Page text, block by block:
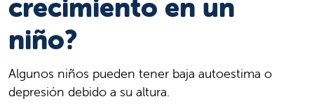
crecimiento en un
niño?
Algunos niños pueden tener baja autoestima o
depresión debido a su altura.